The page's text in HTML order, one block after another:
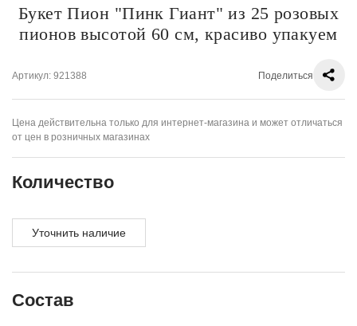
Букет Пион "Пинк Гиант" из 25 розовых
пионов высотой 60 см, красиво упакуем
Артикул: 921388 Поделиться
Цена действительна только для интернет-магазина и может отличаться
от цен в розничных магазинах
Количество
Уточнить наличие
Состав